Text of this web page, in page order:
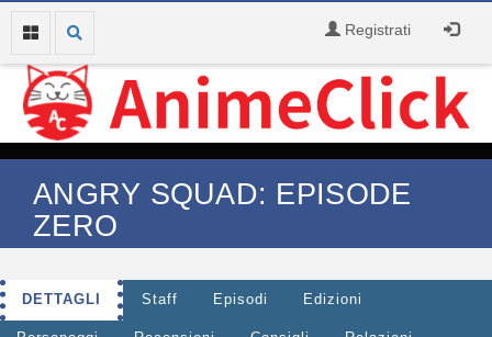
Registrati
ANGRY SQUAD: EPISODE
ZERO
DETTAGLI Staff Episodi Edizioni